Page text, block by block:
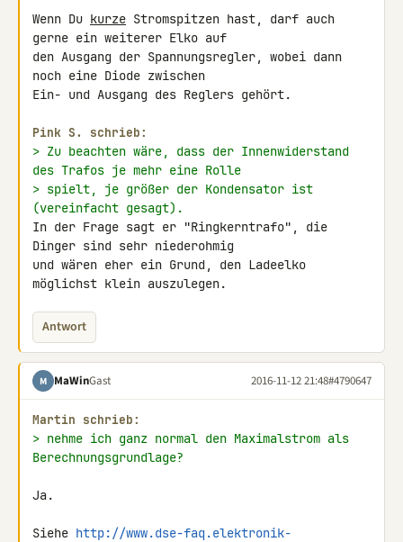
Wenn Du kurze Stromspitzen hast, darf auch
gerne ein weiterer Elko auf
den Ausgang der Spannungsregler, wobei dann
noch eine Diode zwischen
Ein- und Ausgang des Reglers gehört.
Pink S. schrieb:
> Zu beachten wäre, dass der Innenwiderstand
des Trafos je mehr eine Rolle
> spielt, je größer der Kondensator ist
(vereinfacht gesagt).
In der Frage sagt er "Ringkerntrafo", die
Dinger sind sehr niederohmig
und wären eher ein Grund, den Ladeelko
möglichst klein auszulegen.
Antwort
M MaWinGast 2016-11-12 21:48#4790647
Martin schrieb:
> nehme ich ganz normal den Maximalstrom als
Berechnungsgrundlage?
Ja.
Siehe http://www.dse-faq.elektronik-